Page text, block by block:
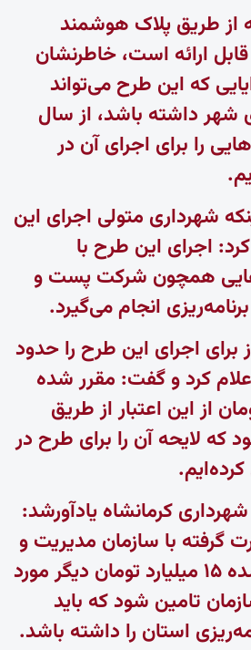
از طریق پلاک هوشمند
ارائه است، خاطرنشان
که این طرح می‌تواند
داشته باشد، از سال
را برای اجرای آن در
شهرداری متولی اجرای این
اجرای این طرح با
همچون شرکت پست و
انجام می‌گیرد.
برای اجرای این طرح را حدود
اعلام کرد و گفت: مقرر شده
تومان از این اعتبار از طریق
که لایحه آن را برای طرح در
کرمانشاه یادآورشد:
گرفته با سازمان مدیریت و
برنامه‌ریزی مقرر شده ۱۵ میلیارد تومان دیگر مورد
تامین شود که باید
استان را داشته باشد.